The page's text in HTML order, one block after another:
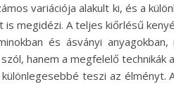
variációja alakult ki, és a
megidézi. A teljes kiőrlésű
és ásványi
hanem a megfelelő technikák
teszi az élményt.